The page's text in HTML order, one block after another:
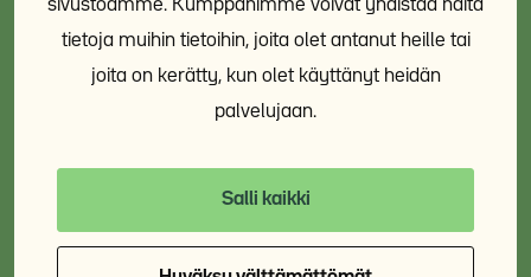
sivustoamme. Kumppanimme voivat yhdistää näitä
tietoja muihin tietoihin, joita olet antanut heille tai
joita on kerätty, kun olet käyttänyt heidän
palvelujaan.
Salli kaikki
KAIKKI TAPAHTUMAT
Koulutus: Naiserityinen työote
asumissosiaalisessa työssä 19.8.2026 klo
Asunto ensin 19.8. 12:00-15:00